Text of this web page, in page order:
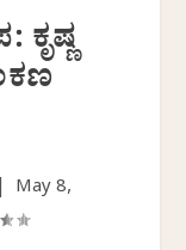
May 8,